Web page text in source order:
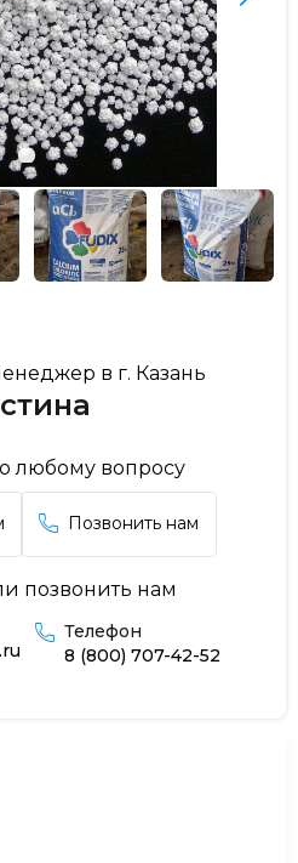
в г. Казань
любому вопросу
Позвонить нам
позвонить нам
Телефон
8 (800) 707-42-52